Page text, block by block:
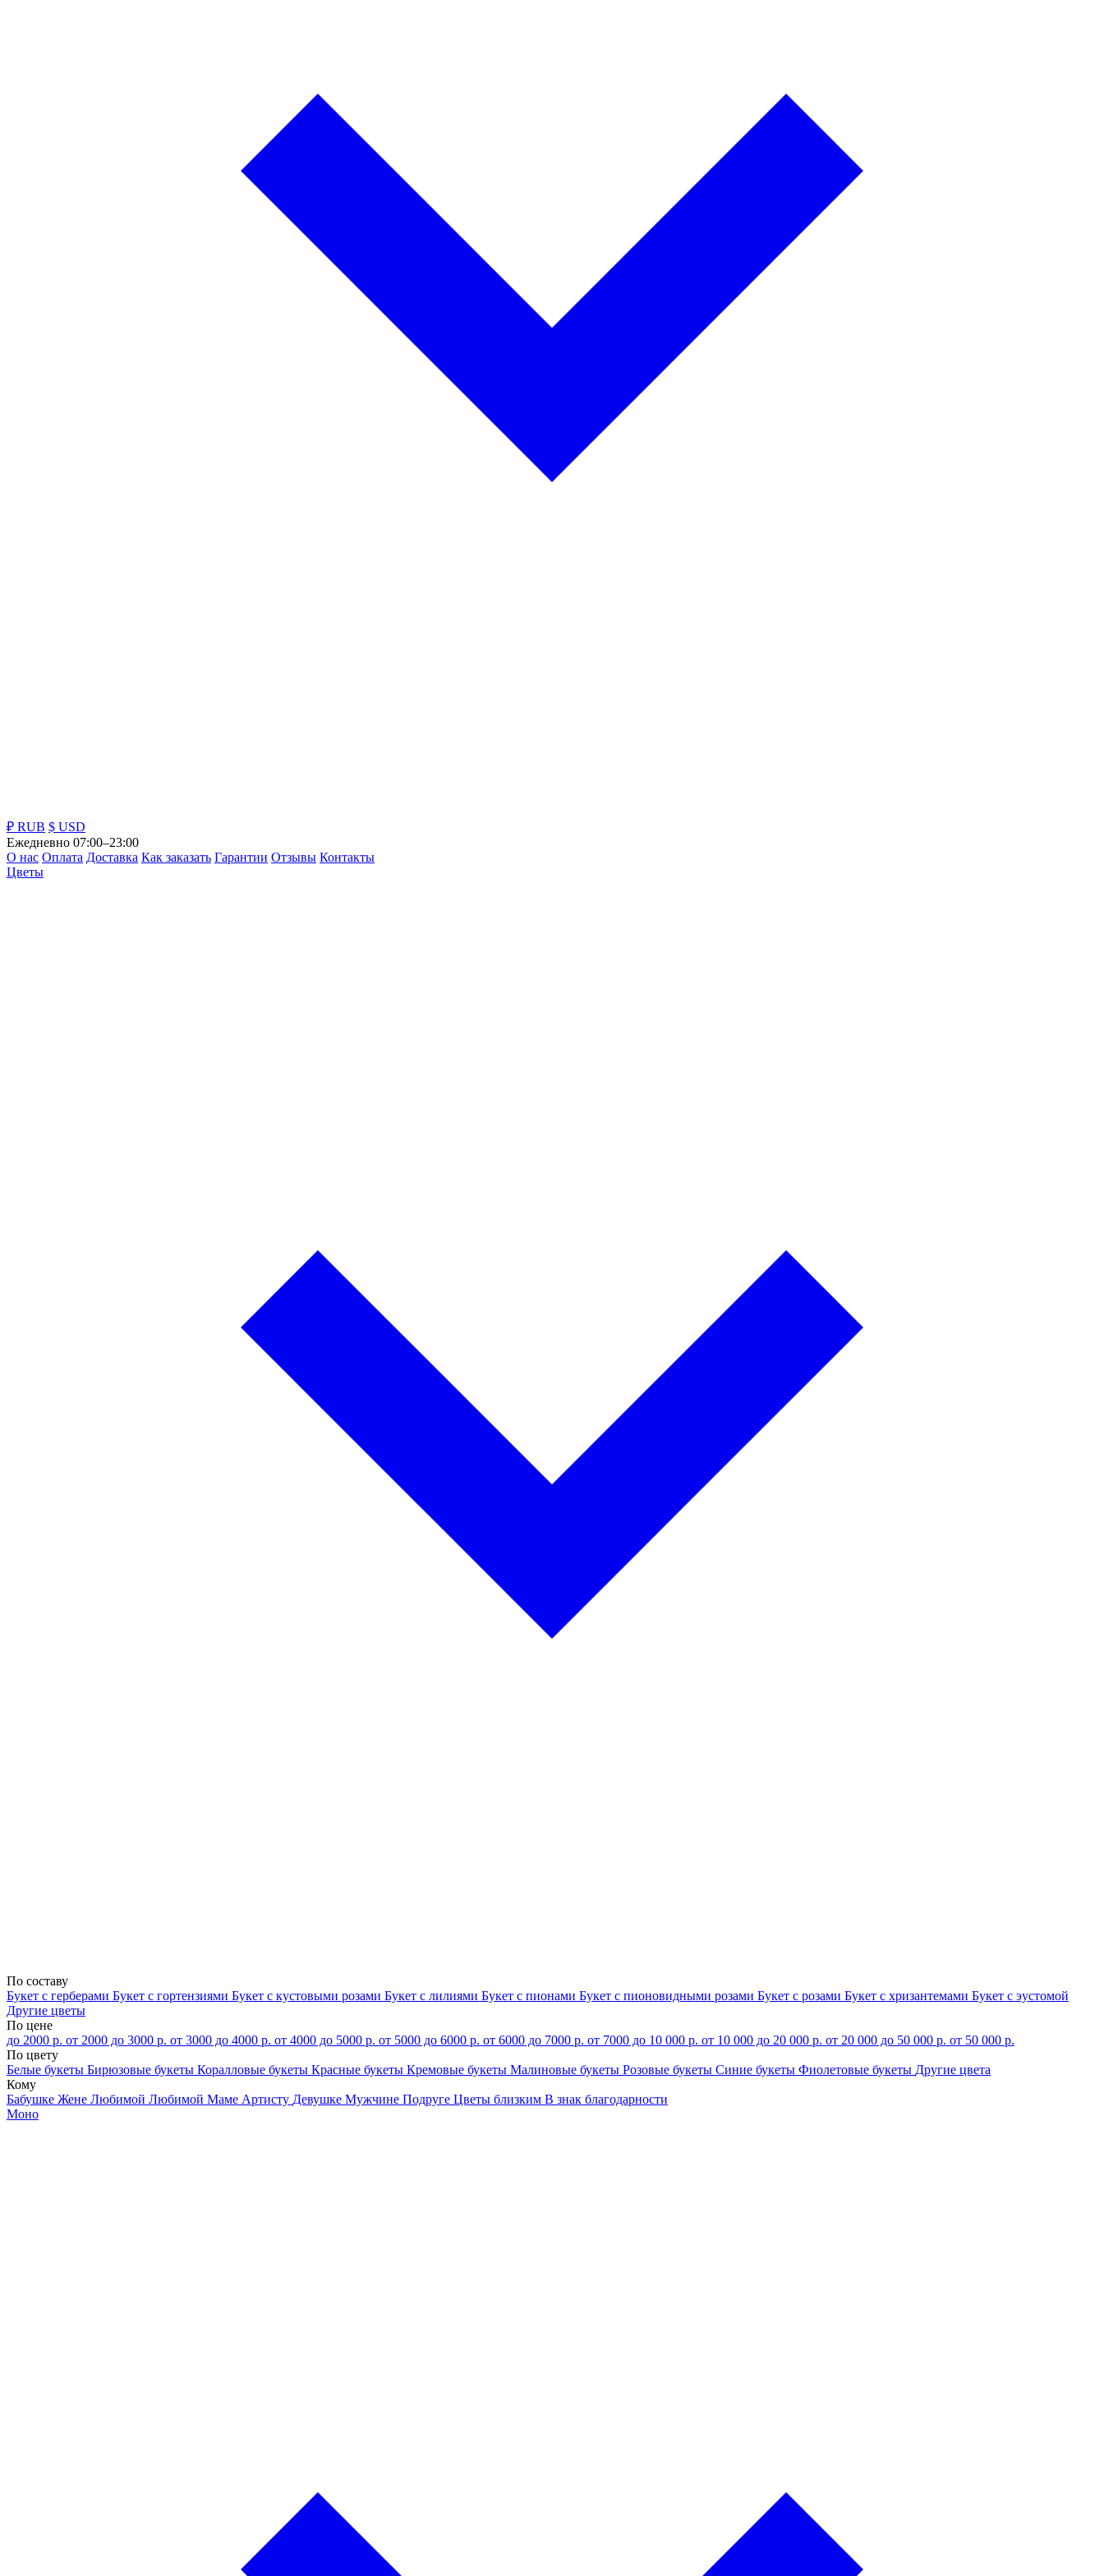
₽ RUB $ USD
Ежедневно 07:00–23:00
О нас Оплата Доставка Как заказать Гарантии Отзывы Контакты
Цветы
По составу
Букет с герберами Букет с гортензиями Букет с кустовыми розами Букет с лилиями Букет с пионами Букет с пионовидными розами Букет с розами Букет с хризантемами Букет с эустомой
Другие цветы
По цене
до 2000 р. от 2000 до 3000 р. от 3000 до 4000 р. от 4000 до 5000 р. от 5000 до 6000 р. от 6000 до 7000 р. от 7000 до 10 000 р. от 10 000 до 20 000 р. от 20 000 до 50 000 р. от 50 000 р.
По цвету
Белые букеты Бирюзовые букеты Коралловые букеты Красные букеты Кремовые букеты Малиновые букеты Розовые букеты Синие букеты Фиолетовые букеты Другие цвета
Кому
Бабушке Жене Любимой Любимой Маме Артисту Девушке Мужчине Подруге Цветы близким В знак благодарности
Моно